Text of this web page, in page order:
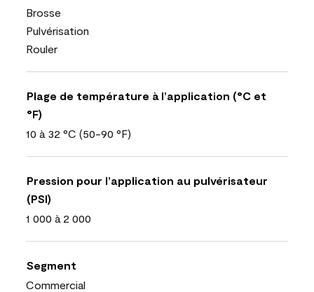
Brosse
Pulvérisation
Rouler
Plage de température à l’application (°C et
°F)
10 à 32 °C (50-90 °F)
Pression pour l’application au pulvérisateur
(PSI)
1 000 à 2 000
Segment
Commercial